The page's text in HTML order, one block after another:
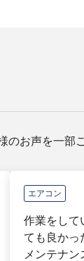
お声を一部
エアコン
作業をして
ても良かっ
メンテナ